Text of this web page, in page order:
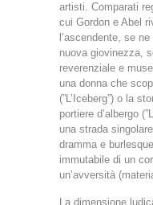
artisti. Comparati
cui Gordon e Abel
l’ascendente, se
nuova giovinezza,
reverenziale e
una donna che
(”L’Iceberg”) o la
portiere d’albergo
una strada
dramma e
immutabile di un
un’avversità
La dimensione